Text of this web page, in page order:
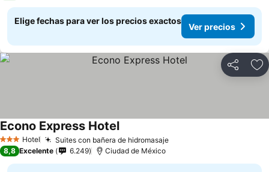
Elige fechas para ver los precios exactos
Ver precios
Compartir
3 Estrellas
Hotel Suites con bañera de hidromasaje
Econo Express Hotel
8,8 Excelente 6.249 Ciudad de México